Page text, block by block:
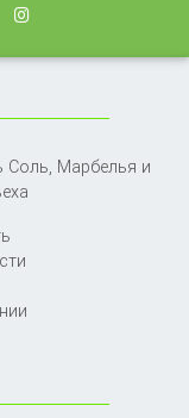
Соль, Марбелья и